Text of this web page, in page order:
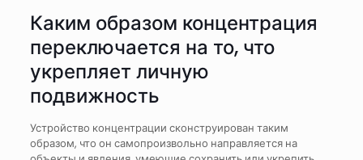
Каким образом концентрация
переключается на то, что
укрепляет личную
подвижность
Устройство концентрации сконструирован таким
образом, что он самопроизвольно направляется на